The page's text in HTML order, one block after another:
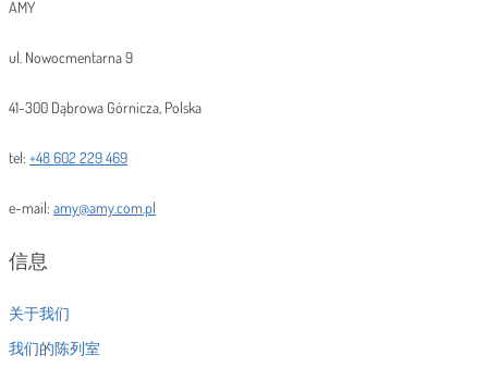
AMY
ul. Nowocmentarna 9
41-300 Dąbrowa Górnicza, Polska
tel: +48 602 229 469
e-mail: amy@amy.com.pl
信息
关于我们
我们的陈列室